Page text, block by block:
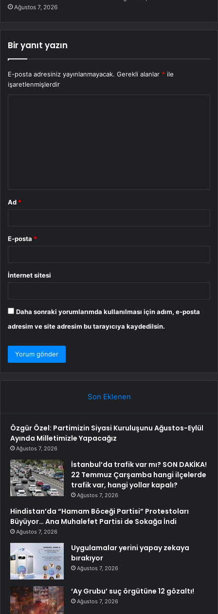
Ağustos 7, 2026
Bir yanıt yazın
E-posta adresiniz yayınlanmayacak. Gerekli alanlar * ile
işaretlenmişlerdir
Ad *
E-posta *
İnternet sitesi
Daha sonraki yorumlarımda kullanılması için adım, e-posta
adresim ve site adresim bu tarayıcıya kaydedilsin.
Son Eklenen
Özgür Özel: Partimizin Siyasi Kuruluşunu Ağustos-Eylül
Ayında Milletimizle Yapacağız
Ağustos 7, 2026
İstanbul’da trafik var mı? SON DAKİKA!
22 Temmuz Çarşamba hangi ilçelerde
trafik var, hangi yollar kapalı?
Ağustos 7, 2026
Hindistan’da “Hamam Böceği Partisi” Protestoları
Büyüyor… Ana Muhalefet Partisi de Sokağa İndi
Ağustos 7, 2026
Uygulamalar yerini yapay zekaya
bırakıyor
Ağustos 7, 2026
‘Ay Grubu’ suç örgütüne 12 gözaltı!
Ağustos 7, 2026